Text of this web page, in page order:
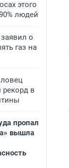
этого
людей
о
газ на
в
пропал
вышла